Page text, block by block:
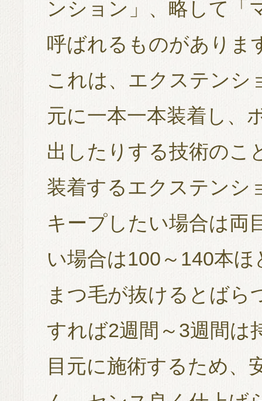
ンション」、略して「
呼ばれるものがありま
これは、エクステンシ
元に一本一本装着し、
出したりする技術のこ
装着するエクステンシ
キープしたい場合は両
い場合は100～140本
まつ毛が抜けるとばら
すれば2週間～3週間は
目元に施術するため、